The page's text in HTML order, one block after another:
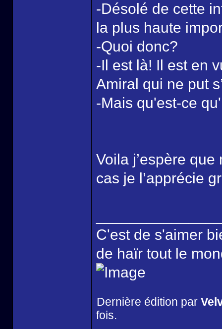
-Désolé de cette
la plus haute
-Quoi donc?
-Il est là! Il est en
Amiral qui ne put
-Mais qu'est-ce
Voila j’espère
cas je l’apprécie
C'est de s'aimer
de haïr tout le
Dernière édition par
fois.